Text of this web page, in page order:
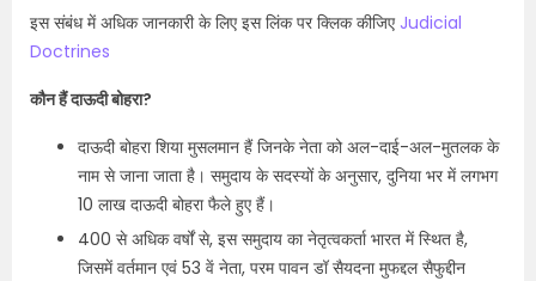
इस संबंध में अधिक जानकारी के लिए इस लिंक पर क्लिक कीजिए Judicial
Doctrines
कौन हैं दाऊदी बोहरा?
दाऊदी बोहरा शिया मुसलमान हैं जिनके नेता को अल-दाई-अल-मुतलक के
नाम से जाना जाता है। समुदाय के सदस्यों के अनुसार, दुनिया भर में लगभग
10 लाख दाऊदी बोहरा फैले हुए हैं।
400 से अधिक वर्षों से, इस समुदाय का नेतृत्वकर्ता भारत में स्थित है,
जिसमें वर्तमान एवं 53 वें नेता, परम पावन डॉ सैयदना मुफद्दल सैफुद्दीन